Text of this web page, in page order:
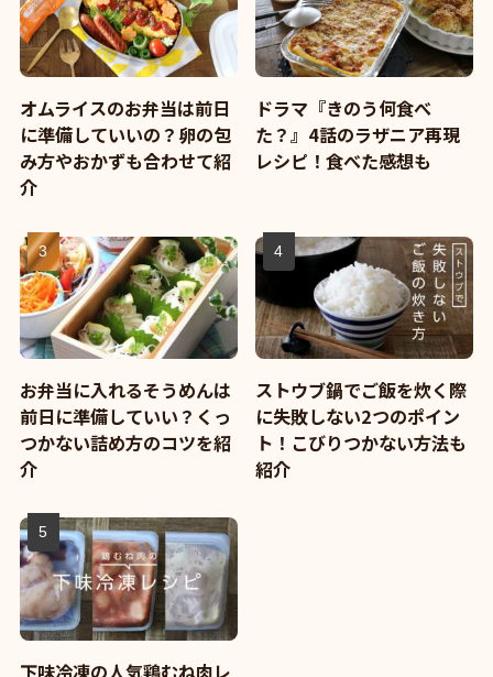
オムライスのお弁当は前日
に準備していいの？卵の包
み方やおかずも合わせて紹
介
ドラマ『きのう何食べ
た？』4話のラザニア再現
レシピ！食べた感想も
お弁当に入れるそうめんは
前日に準備していい？くっ
つかない詰め方のコツを紹
介
ストウブ鍋でご飯を炊く際
に失敗しない2つのポイン
ト！こびりつかない方法も
紹介
下味冷凍の人気鶏むね肉レ